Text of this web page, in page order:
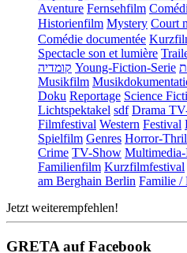
Aventure Fernsehfilm
Historienfilm Mystery Court
Comédie documentée
Spectacle son et lumière
קומדיה Young-Fiction-Serie
Musikfilm
Doku Reportage Science
Lichtspektakel sdf Drama
Filmfestival Western Festival
Spielfilm Genres Horror-
Crime TV-Show
Familienfilm Kurzfilmfestival
am Berghain Berlin Familie /
Jetzt weiterempfehlen!
GRETA auf Facebook